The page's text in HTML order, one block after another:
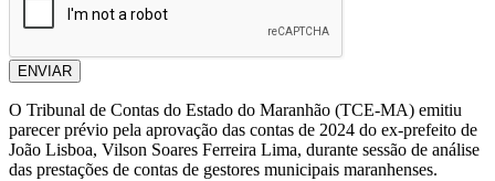
ENVIAR
O Tribunal de Contas do Estado do Maranhão (TCE-MA) emitiu
parecer prévio pela aprovação das contas de 2024 do ex-prefeito de
João Lisboa, Vilson Soares Ferreira Lima, durante sessão de análise
das prestações de contas de gestores municipais maranhenses.